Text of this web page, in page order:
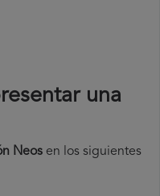
una
Neos en los siguientes